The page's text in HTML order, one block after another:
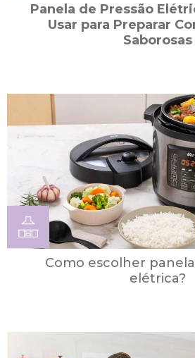
Panela de Pressão
Usar para Preparar
Saborosas
Como escolher
elétrica?